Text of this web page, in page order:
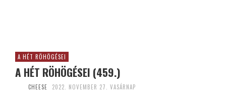
A HÉT RÖHÖGÉSEI
A HÉT RÖHÖGÉSEI (459.)
CHEESE 2022. NOVEMBER 27. VASÁRNAP